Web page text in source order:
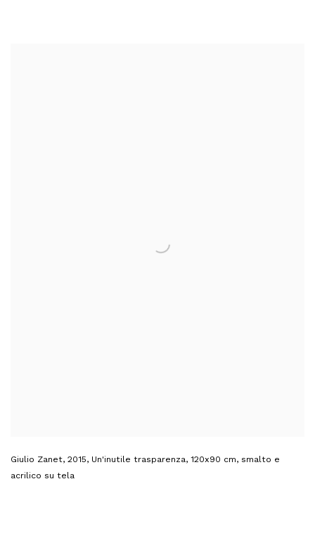
Giulio Zanet, 2015, Un'inutile trasparenza, 120x90 cm, smalto e
acrilico su tela